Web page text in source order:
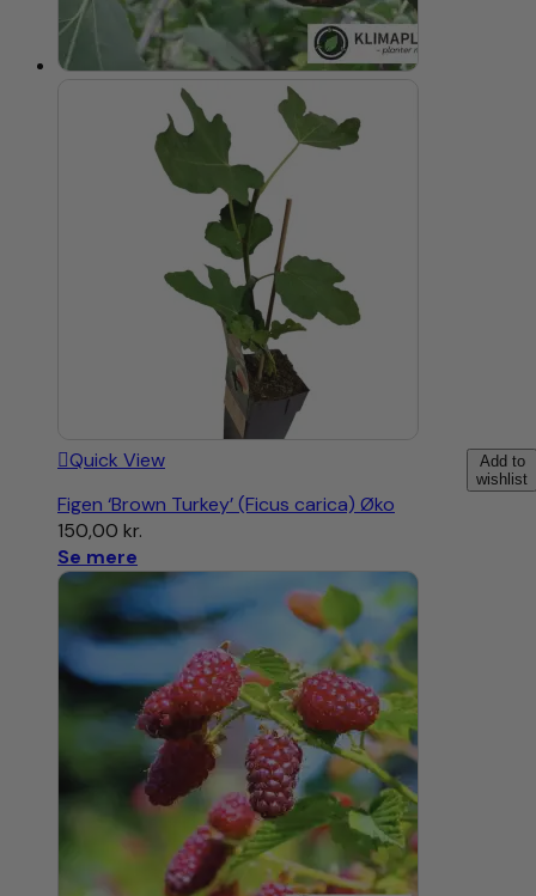
Add to
wishlist
Quick View
Figen ‘Brown Turkey’ (Ficus carica) Øko
150,00 kr.
Se mere